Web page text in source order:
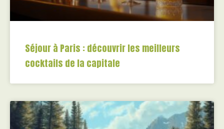
Séjour à Paris : découvrir les meilleurs
cocktails de la capitale